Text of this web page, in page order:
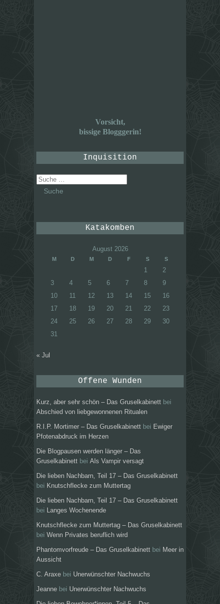
Vorsicht,
bissige Blogggerin!
Inquisition
Suche
nach:
Katakomben
August 2026
M D M D F S S
1
2
3
4 5 6 7 8
9
10
11 12 13 14 15
16
17
18 19 20 21 22
23
24
25 26 27 28 29
30
31
« Jul
Offene Wunden
Kurz, aber sehr schön – Das Gruselkabinett bei
Abschied von liebgewonnenen Ritualen
R.I.P. Mortimer – Das Gruselkabinett bei Ewiger
Pfotenabdruck im Herzen
Die Blogpausen werden länger – Das
Gruselkabinett bei Als Vampir versagt
Die lieben Nachbarn, Teil 17 – Das Gruselkabinett
bei Knutschflecke zum Muttertag
Die lieben Nachbarn, Teil 17 – Das Gruselkabinett
bei
Langes Wochenende
Knutschflecke zum Muttertag – Das Gruselkabinett
bei Wenn Privates beruflich wird
Phantomvorfreude – Das Gruselkabinett bei Meer in
Aussicht
C. Araxe bei Unerwünschter Nachwuchs
Jeanne bei Unerwünschter Nachwuchs